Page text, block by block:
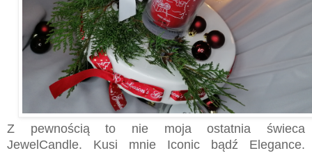
Z pewnością to nie moja ostatnia świeca
JewelCandle. Kusi mnie Iconic bądź Elegance.